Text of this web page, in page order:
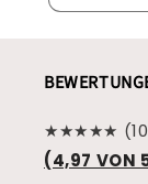
★★★★★
(4,97 VON